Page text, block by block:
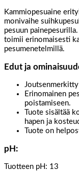
Kammiopesuaine
monivaihe
pesuun
toimii erinomaisesti
pesumenetelmillä.
Edut ja
Erinomainen
poistamiseen.
Tuote sisältää
hapen ja
Tuote on
pH:
Tuotteen pH: 13